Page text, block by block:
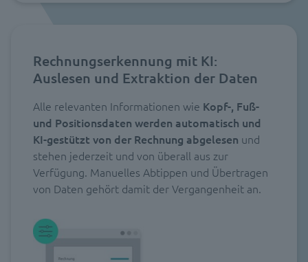
Rechnungserkennung mit KI:
Auslesen und Extraktion der Daten
Alle relevanten Informationen wie Kopf-, Fuß-
und Positionsdaten werden automatisch und
KI-gestützt von der Rechnung abgelesen und
stehen jederzeit und von überall aus zur
Verfügung. Manuelles Abtippen und Übertragen
von Daten gehört damit der Vergangenheit an.